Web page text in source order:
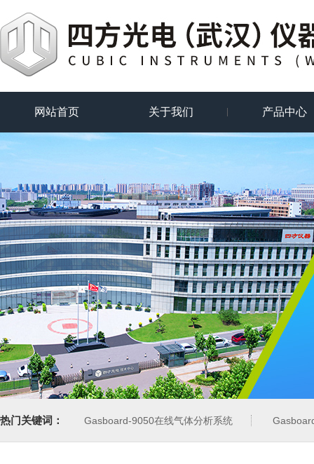
网站首页 关于我们 产品中心
热门关键词： Gasboard-9050在线气体分析系统